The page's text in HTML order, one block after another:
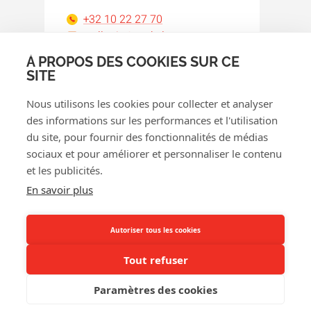
À PROPOS DES COOKIES SUR CE
SITE
Nous utilisons les cookies pour collecter et analyser
des informations sur les performances et l'utilisation
du site, pour fournir des fonctionnalités de médias
sociaux et pour améliorer et personnaliser le contenu
et les publicités.
En savoir plus
Autoriser tous les cookies
Tout refuser
Paramètres des cookies
+32 10 22 27 70
wallonie@orakel.com
Politique de confidentialité
Politique de cookies
Conditions générales
Politique de remboursement